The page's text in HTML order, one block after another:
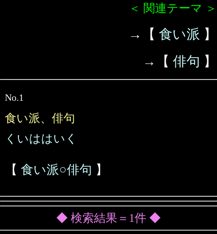
＜ 関連テーマ ＞
→【 食い派 】
→【 俳句 】
No.1
食い派、俳句
くいははいく
【 食い派○俳句 】
◆ 検索結果＝1件 ◆